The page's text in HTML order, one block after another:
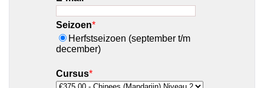
Seizoen*
Herfstseizoen (september t/m
december)
Cursus*